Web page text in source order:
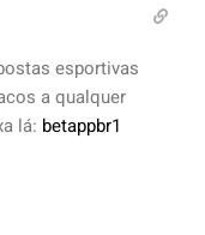
esportivas
a qualquer
lá: betappbr1